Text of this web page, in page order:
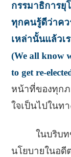
กรรมาธิการยุ
ทุกคนรู้ดีว่าคว
เหล่านั้นแล้วเ
(We all know
to get re-
หน้าที่ของทุก
ใจเป็นไปในท
ในบริบท
นโยบายในอ